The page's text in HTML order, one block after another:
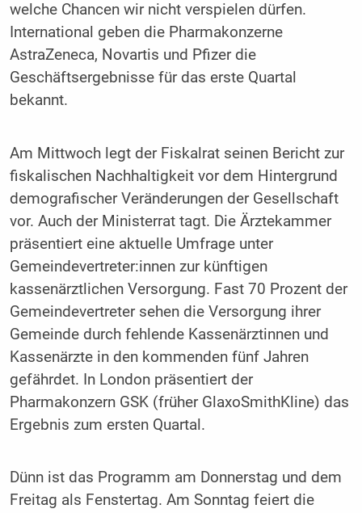
welche Chancen wir nicht verspielen dürfen.
International geben die Pharmakonzerne
AstraZeneca, Novartis und Pfizer die
Geschäftsergebnisse für das erste Quartal
bekannt.
Am Mittwoch legt der Fiskalrat seinen Bericht zur
fiskalischen Nachhaltigkeit vor dem Hintergrund
demografischer Veränderungen der Gesellschaft
vor. Auch der Ministerrat tagt. Die Ärztekammer
präsentiert eine aktuelle Umfrage unter
Gemeindevertreter:innen zur künftigen
kassenärztlichen Versorgung. Fast 70 Prozent der
Gemeindevertreter sehen die Versorgung ihrer
Gemeinde durch fehlende Kassenärztinnen und
Kassenärzte in den kommenden fünf Jahren
gefährdet. In London präsentiert der
Pharmakonzern GSK (früher GlaxoSmithKline) das
Ergebnis zum ersten Quartal.
Dünn ist das Programm am Donnerstag und dem
Freitag als Fenstertag. Am Sonntag feiert die